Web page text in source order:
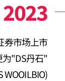
2023
券市场上市
"DS丹石"
WOOILBIO)